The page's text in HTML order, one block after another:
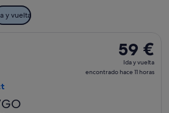
y vuelta
59 €
Ida
y
59 €
Ida y vuelta
encontrado hace 11 horas